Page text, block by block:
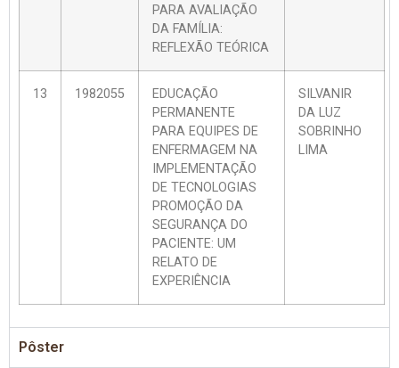
PARA AVALIAÇÃO
DA FAMÍLIA:
REFLEXÃO TEÓRICA
13 1982055
EDUCAÇÃO
PERMANENTE
PARA EQUIPES DE
ENFERMAGEM NA
IMPLEMENTAÇÃO
DE TECNOLOGIAS
PROMOÇÃO DA
SEGURANÇA DO
PACIENTE: UM
RELATO DE
EXPERIÊNCIA
SILVANIR
DA LUZ
SOBRINHO
LIMA
Pôster